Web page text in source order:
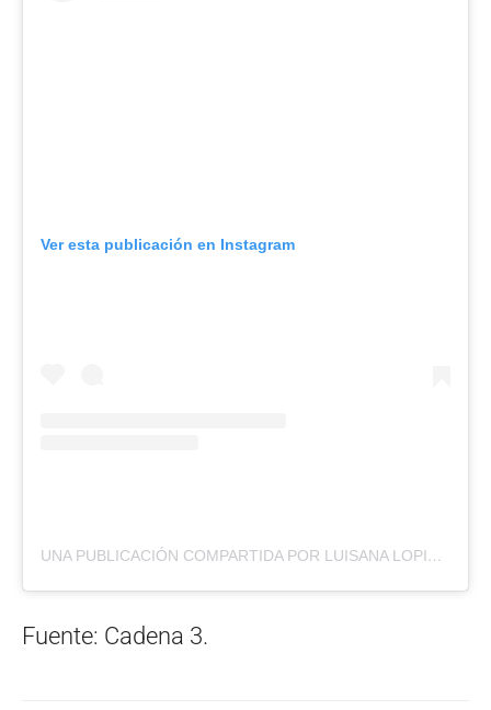
Ver esta publicación en Instagram
UNA PUBLICACIÓN COMPARTIDA POR LUISANA LOPILATO (@LUISANALOPILATO)
Fuente: Cadena 3.